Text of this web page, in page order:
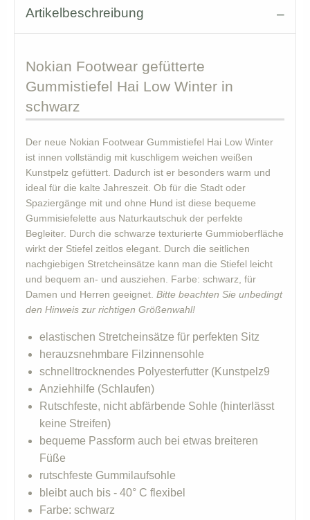
Artikelbeschreibung
Nokian Footwear gefütterte
Gummistiefel Hai Low Winter in
schwarz
Der neue Nokian Footwear Gummistiefel Hai Low Winter
ist innen vollständig mit kuschligem weichen weißen
Kunstpelz gefüttert. Dadurch ist er besonders warm und
ideal für die kalte Jahreszeit. Ob für die Stadt oder
Spaziergänge mit und ohne Hund ist diese bequeme
Gummisiefelette aus Naturkautschuk der perfekte
Begleiter. Durch die schwarze texturierte Gummioberfläche
wirkt der Stiefel zeitlos elegant. Durch die seitlichen
nachgiebigen Stretcheinsätze kann man die Stiefel leicht
und bequem an- und ausziehen. Farbe: schwarz, für
Damen und Herren geeignet. Bitte beachten Sie unbedingt
den Hinweis zur richtigen Größenwahl!
elastischen Stretcheinsätze für perfekten Sitz
herauzsnehmbare Filzinnensohle
schnelltrocknendes Polyesterfutter (Kunstpelz9
Anziehhilfe (Schlaufen)
Rutschfeste, nicht abfärbende Sohle (hinterlässt
keine Streifen)
bequeme Passform auch bei etwas breiteren
Füße
rutschfeste Gummilaufsohle
bleibt auch bis - 40° C flexibel
Farbe: schwarz